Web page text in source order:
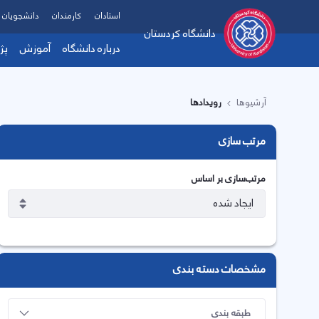
دانشگاه کردستان
درباره دانشگاه آموزش
استادان کارمندان دانشجویان
آرشیوها رویدادها
مرتب سازی
مرتب‌سازی بر اساس
مشخصات دسته بندی
طبقه بندی